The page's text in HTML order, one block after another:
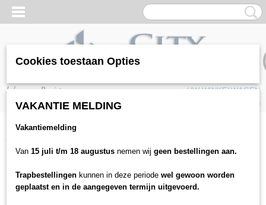
Inloggen Registreren
UW WINKELWAGEN
(0)
Home
Cookies toestaan Opties
VAKANTIE MELDING
Vakantiemelding
Van 15 juli t/m 18 augustus nemen wij geen bestellingen aan.
Trapbestellingen kunnen in deze periode wel gewoon worden
geplaatst en in de aangegeven termijn uitgevoerd.